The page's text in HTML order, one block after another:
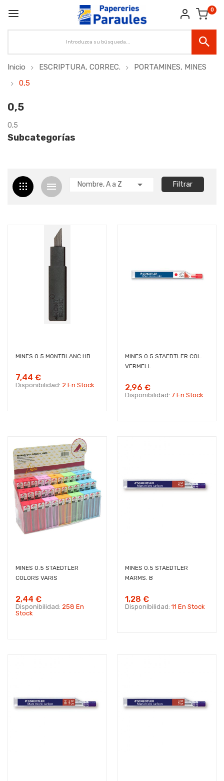
0
Inicio ESCRIPTURA, CORREC.
PORTAMINES, MINES
0,5
0,5
0,5
Subcategorías
Nombre, A a Z  Filtrar
MINES 0.5 MONTBLANC HB
7,44 €
Disponibilidad: 2 En Stock
MINES 0.5 STAEDTLER COL.
VERMELL
2,96 €
Disponibilidad: 7 En Stock
MINES 0.5 STAEDTLER
COLORS VARIS
2,44 €
Disponibilidad: 258 En
Stock
MINES 0.5 STAEDTLER
MARMS. B
1,28 €
Disponibilidad: 11 En Stock